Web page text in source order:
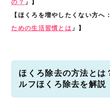
の？ 」
】
【ほくろを増やしたくない方へ
ための生活習慣とは 」】
ほくろ除去の方法とは
ルフほくろ除去を解説